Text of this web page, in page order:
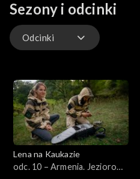
Sezony i odcinki
Odcinki
Lena na Kaukazie
odc. 10 – Armenia. Jezioro